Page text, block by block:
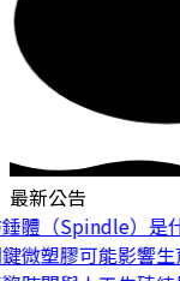
最新公告
體（Spindle）是什
微塑膠可能影響生